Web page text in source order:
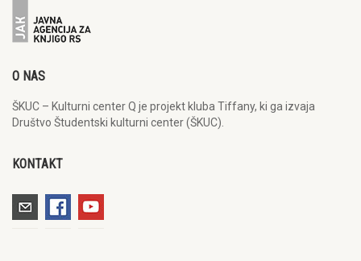
O NAS
ŠKUC – Kulturni center Q je projekt kluba Tiffany, ki ga izvaja
Društvo Študentski kulturni center (ŠKUC).
KONTAKT